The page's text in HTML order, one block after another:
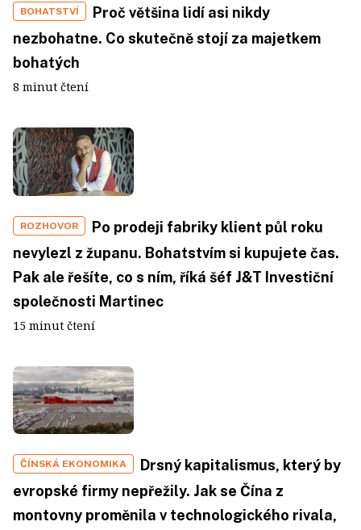
BOHATSTVÍ
Proč většina lidí asi nikdy
nezbohatne. Co skutečně stojí za majetkem
bohatých
8 minut čtení
ROZHOVOR
Po prodeji fabriky klient půl roku
nevylezl z županu. Bohatstvím si kupujete čas.
Pak ale řešíte, co s ním, říká šéf J&T Investiční
společnosti Martinec
15 minut čtení
ČÍNSKÁ EKONOMIKA
Drsný kapitalismus, který by
evropské firmy nepřežily. Jak se Čína z
montovny proměnila v technologického rivala,